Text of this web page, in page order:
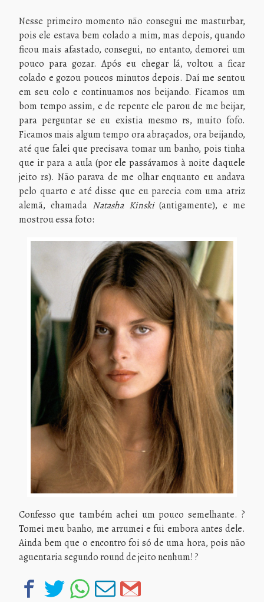
Nesse primeiro momento não consegui me masturbar,
pois ele estava bem colado a mim, mas depois, quando
ficou mais afastado, consegui, no entanto, demorei um
pouco para gozar. Após eu chegar lá, voltou a ficar
colado e gozou poucos minutos depois. Daí me sentou
em seu colo e continuamos nos beijando. Ficamos um
bom tempo assim, e de repente ele parou de me beijar,
para perguntar se eu existia mesmo rs, muito fofo.
Ficamos mais algum tempo ora abraçados, ora beijando,
até que falei que precisava tomar um banho, pois tinha
que ir para a aula (por ele passávamos à noite daquele
jeito rs). Não parava de me olhar enquanto eu andava
pelo quarto e até disse que eu parecia com uma atriz
alemã, chamada Natasha Kinski(antigamente), e me
mostrou essa foto:
Confesso que também achei um pouco semelhante. ?
Tomei meu banho, me arrumei e fui embora antes dele.
Ainda bem que o encontro foi só de uma hora, pois não
aguentaria segundo round de jeito nenhum! ?